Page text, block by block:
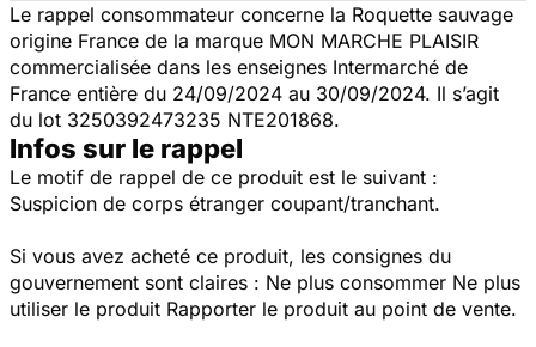
Le rappel consommateur concerne la Roquette sauvage
origine France de la marque MON MARCHE PLAISIR
commercialisée dans les enseignes Intermarché de
France entière du 24/09/2024 au 30/09/2024. Il s’agit
du lot 3250392473235 NTE201868.
Infos sur le rappel
Le motif de rappel de ce produit est le suivant :
Suspicion de corps étranger coupant/tranchant.
Si vous avez acheté ce produit, les consignes du
gouvernement sont claires : Ne plus consommer Ne plus
utiliser le produit Rapporter le produit au point de vente.